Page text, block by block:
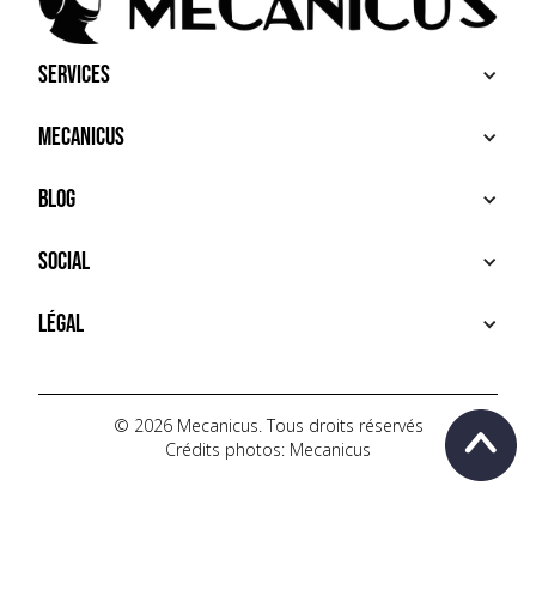
Services
ACHETER
VENDRE
SERVICES PREMIUM
Mecanicus
À PROPOS
HOUSE MECANICUS
CONTACT
Blog
NEWS
VIDÉOS
AUTOPÉDIA
Social
INSTAGRAM
TIKTOK
YOUTUBE
Légal
POLITIQUE DE CONFIDENTIALITÉ
© 2026 Mecanicus. Tous droits réservés
Crédits photos: Mecanicus